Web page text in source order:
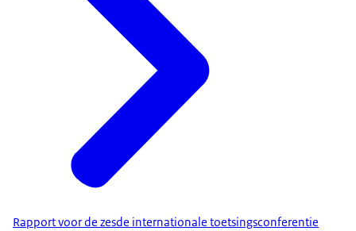
Rapport voor de zesde internationale toetsingsconferentie